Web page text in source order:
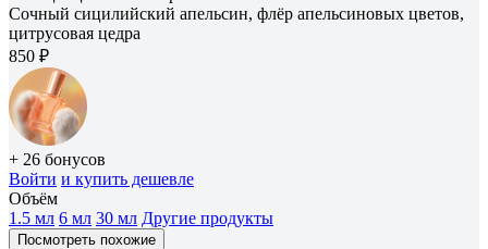
Сочный сицилийский апельсин, флёр апельсиновых цветов,
цитрусовая цедра
850 ₽
+ 26 бонусов
Войти и купить дешевле
Объём
1.5 мл 6 мл 30 мл Другие продукты
Посмотреть похожие